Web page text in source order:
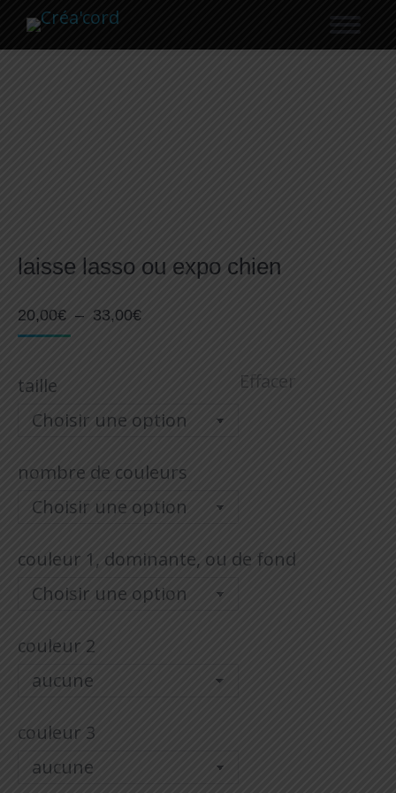
Recherche
laisse lasso ou expo chien
20,00€ – 33,00€Plage
taille
nombre de couleurs
couleur 1, dominante, ou de fond
couleur 2
couleur 3
Effacer